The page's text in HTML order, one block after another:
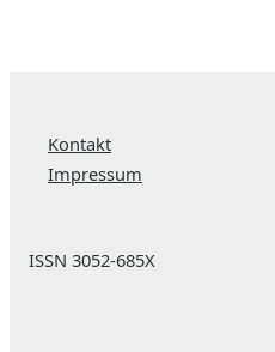
Kontakt
Impressum
ISSN 3052-685X